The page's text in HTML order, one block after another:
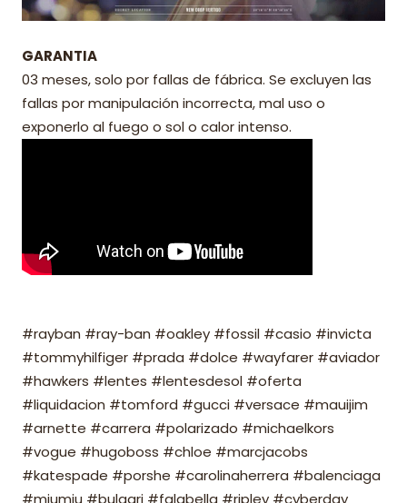
GARANTIA
03 meses, solo por fallas de fábrica. Se excluyen las
fallas por manipulación incorrecta, mal uso o
exponerlo al fuego o sol o calor intenso.
#rayban #ray-ban #oakley #fossil #casio #invicta
#tommyhilfiger #prada #dolce #wayfarer #aviador
#hawkers #lentes #lentesdesol #oferta
#liquidacion #tomford #gucci #versace #mauijim
#arnette #carrera #polarizado #michaelkors
#vogue #hugoboss #chloe #marcjacobs
#katespade #porshe #carolinaherrera #balenciaga
#miumiu #bulgari #falabella #ripley #cyberday